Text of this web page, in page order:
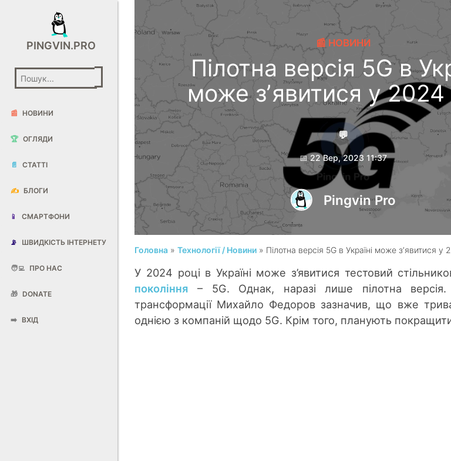
PINGVIN.PRO
📰 НОВИНИ
🏆 ОГЛЯДИ
📄 СТАТТІ
✍️ БЛОГИ
📱 СМАРТФОНИ
📡 ШВИДКІСТЬ ІНТЕРНЕТУ
🧑‍💻 ПРО НАС
🎁 DONATE
➡️ ВХІД
📰 НОВИНИ
Пілотна версія 5G в
може зʼявитися у 2024
💬
📅 22 Вер, 2023 11:37
Pingvin Pro
Головна »Технології / Новини » Пілотна версія 5G в Україні може зʼявитися у
У 2024 році в Україні може з’явитися тестовий
покоління – 5G. Однак, наразі лише пілотна версія.
трансформації Михайло Федоров зазначив, що вже
однією з компаній щодо 5G. Крім того, планують покращити